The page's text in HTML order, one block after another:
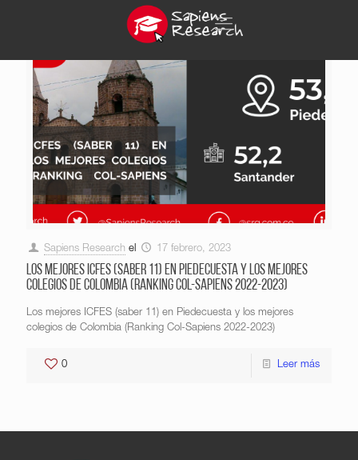
Sapiens Research el 17 febrero, 2023
Los mejores ICFES (saber 11) en Piedecuesta y los mejores
colegios de Colombia (Ranking Col-Sapiens 2022-2023)
Los mejores ICFES (saber 11) en Piedecuesta y los mejores
colegios de Colombia (Ranking Col-Sapiens 2022-2023)
0 Leer más